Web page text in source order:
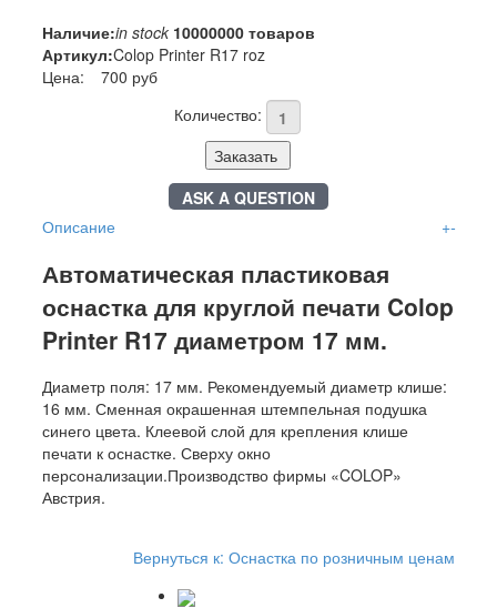
Наличие:in stock 10000000 товаров
Артикул:Colop Printer R17 roz
Цена:
700 руб
Количество:
Заказать
ASK A QUESTION
Описание
+-
Автоматическая пластиковая
оснастка для круглой печати Colop
Printer R17 диаметром 17 мм.
Диаметр поля: 17 мм. Рекомендуемый диаметр клише:
16 мм. Сменная окрашенная штемпельная подушка
синего цвета. Клеевой слой для крепления клише
печати к оснастке. Сверху окно
персонализации.Производство фирмы «COLOP»
Австрия.
Вернуться к: Оснастка по розничным ценам